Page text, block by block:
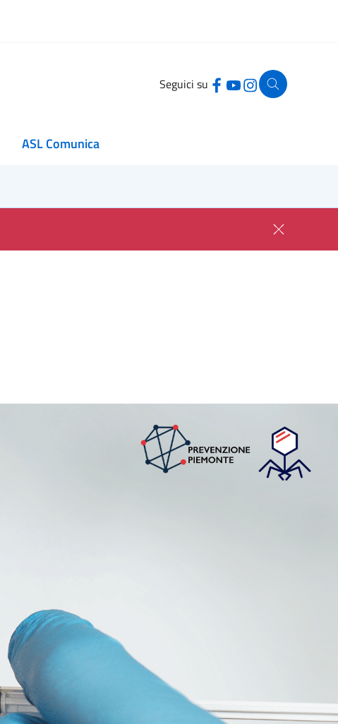
Seguici su
ASL Comunica